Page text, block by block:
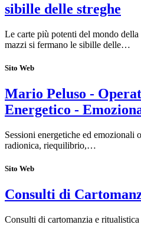
sibille delle streghe
Le carte più potenti del mondo
mazzi si fermano le sibille delle…
Sito Web
Mario Peluso -
Energetico -
Sessioni energetiche ed emozionali
radionica, riequilibrio,…
Sito Web
Consulti di
Consulti di cartomanzia e ritualistica